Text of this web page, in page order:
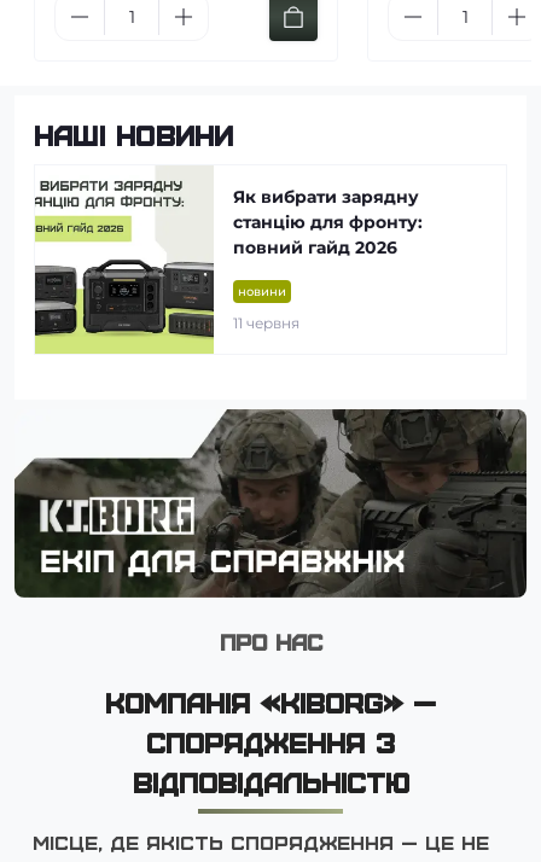
Наші новини
новини
11 червня
Як вибрати зарядну
станцію для фронту:
повний гайд 2026
ПРО НАС
КОМПАНІЯ «KIBORG» —
СПОРЯДЖЕННЯ З
ВІДПОВІДАЛЬНІСТЮ
Місце, де якість спорядження — це не